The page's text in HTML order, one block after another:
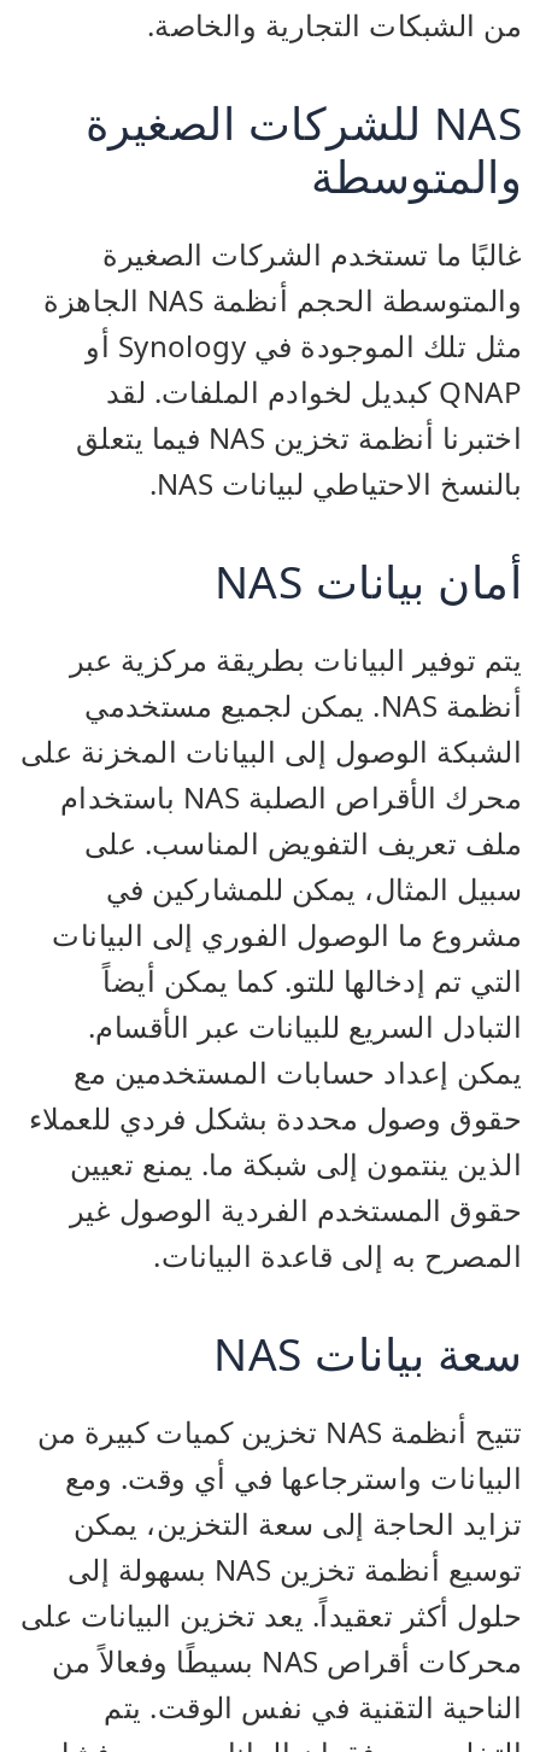
من الشبكات التجارية والخاصة.
NAS للشركات الصغيرة
والمتوسطة
غالبًا ما تستخدم الشركات الصغيرة
والمتوسطة الحجم أنظمة NAS الجاهزة
مثل تلك الموجودة في Synology أو
QNAP كبديل لخوادم الملفات. لقد
اختبرنا أنظمة تخزين NAS فيما يتعلق
بالنسخ الاحتياطي لبيانات NAS.
أمان بيانات NAS
يتم توفير البيانات بطريقة مركزية عبر
أنظمة NAS. يمكن لجميع مستخدمي
الشبكة الوصول إلى البيانات المخزنة على
محرك الأقراص الصلبة NAS باستخدام
ملف تعريف التفويض المناسب. على
سبيل المثال، يمكن للمشاركين في
مشروع ما الوصول الفوري إلى البيانات
التي تم إدخالها للتو. كما يمكن أيضاً
التبادل السريع للبيانات عبر الأقسام.
يمكن إعداد حسابات المستخدمين مع
حقوق وصول محددة بشكل فردي للعملاء
الذين ينتمون إلى شبكة ما. يمنع تعيين
حقوق المستخدم الفردية الوصول غير
المصرح به إلى قاعدة البيانات.
سعة بيانات NAS
تتيح أنظمة NAS تخزين كميات كبيرة من
البيانات واسترجاعها في أي وقت. ومع
تزايد الحاجة إلى سعة التخزين، يمكن
توسيع أنظمة تخزين NAS بسهولة إلى
حلول أكثر تعقيداً. يعد تخزين البيانات على
محركات أقراص NAS بسيطًا وفعالاً من
الناحية التقنية في نفس الوقت. يتم